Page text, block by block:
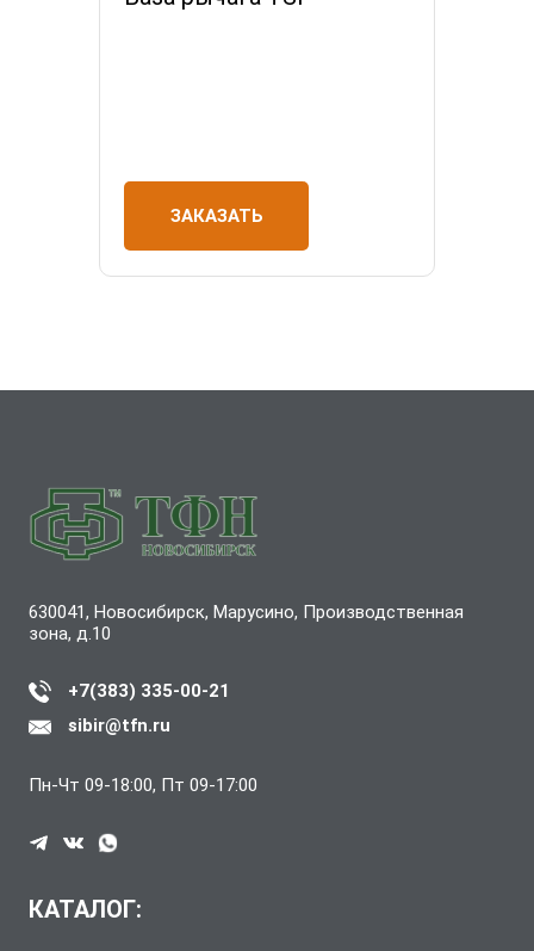
ЗАКАЗАТЬ
630041, Новосибирск, Марусино, Производственная
зона, д.10
+7(383) 335-00-21
sibir@tfn.ru
Пн-Чт 09-18:00, Пт 09-17:00
КАТАЛОГ: